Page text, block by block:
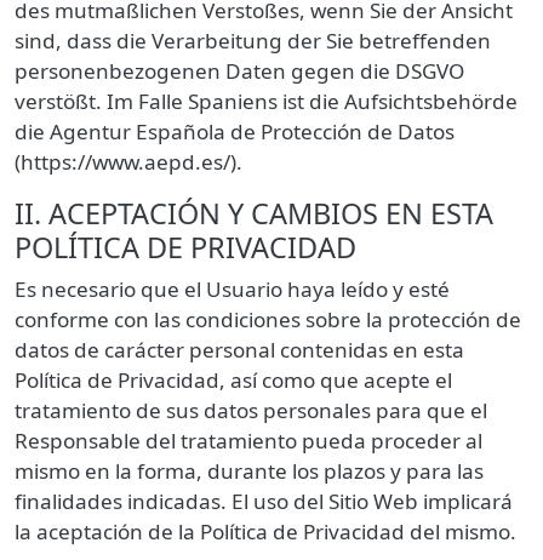
des mutmaßlichen Verstoßes, wenn Sie der Ansicht
sind, dass die Verarbeitung der Sie betreffenden
personenbezogenen Daten gegen die DSGVO
verstößt. Im Falle Spaniens ist die Aufsichtsbehörde
die Agentur Española de Protección de Datos
(https://www.aepd.es/).
II. ACEPTACIÓN Y CAMBIOS EN ESTA
POLÍTICA DE PRIVACIDAD
Es necesario que el Usuario haya leído y esté
conforme con las condiciones sobre la protección de
datos de carácter personal contenidas en esta
Política de Privacidad, así como que acepte el
tratamiento de sus datos personales para que el
Responsable del tratamiento pueda proceder al
mismo en la forma, durante los plazos y para las
finalidades indicadas. El uso del Sitio Web implicará
la aceptación de la Política de Privacidad del mismo.